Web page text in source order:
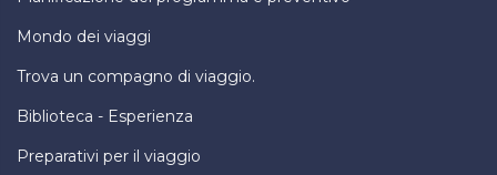
Mondo dei viaggi
Trova un compagno di viaggio.
Biblioteca - Esperienza
Preparativi per il viaggio